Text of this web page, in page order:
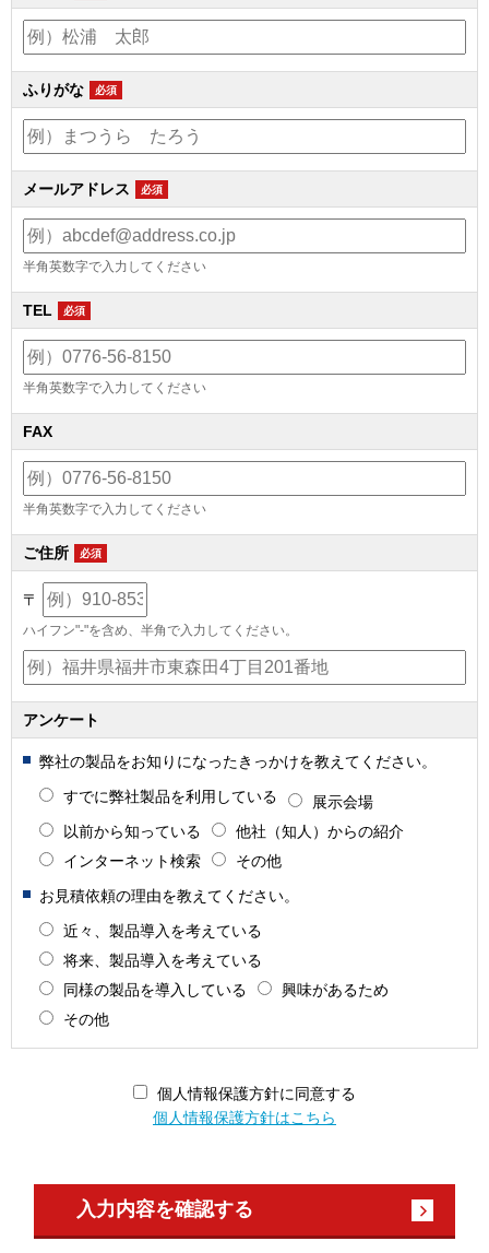
ふりがな 必須
メールアドレス 必須
半角英数字で入力してください
TEL 必須
半角英数字で入力してください
FAX
半角英数字で入力してください
ご住所 必須
〒
ハイフン"-"を含め、半角で入力してください。
アンケート
弊社の製品をお知りになったきっかけを教えてください。
すでに弊社製品を利用している
展示会場
以前から知っている
他社（知人）からの紹介
インターネット検索
その他
お見積依頼の理由を教えてください。
近々、製品導入を考えている
将来、製品導入を考えている
同様の製品を導入している
興味があるため
その他
個人情報保護方針に同意する
個人情報保護方針はこちら